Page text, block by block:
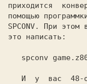
приходится
SPCONV.
При этом
это написать:
   И  у  вас
48-